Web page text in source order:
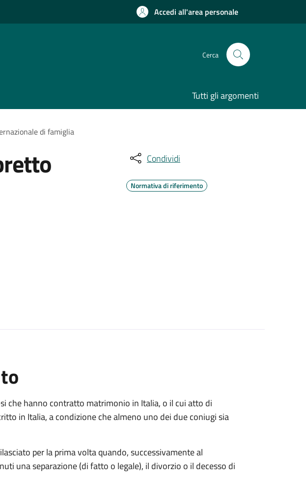
Accedi all'area personale
Cerca
Tutti gli argomenti
di famiglia
Condividi
Normativa di riferimento
che hanno contratto matrimonio in Italia, o il cui atto di
in Italia, a condizione che almeno uno dei due coniugi sia
per la prima volta quando, successivamente al
una separazione (di fatto o legale), il divorzio o il decesso di